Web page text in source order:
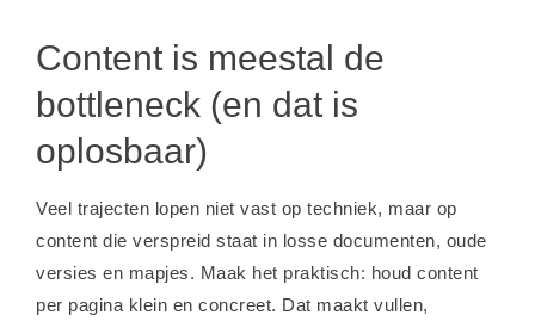
Content is meestal de
bottleneck (en dat is
oplosbaar)
Veel trajecten lopen niet vast op techniek, maar op
content die verspreid staat in losse documenten, oude
versies en mapjes. Maak het praktisch: houd content
per pagina klein en concreet. Dat maakt vullen,